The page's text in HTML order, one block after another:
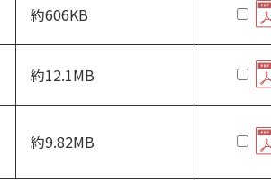
約606KB
約12.1MB
約9.82MB